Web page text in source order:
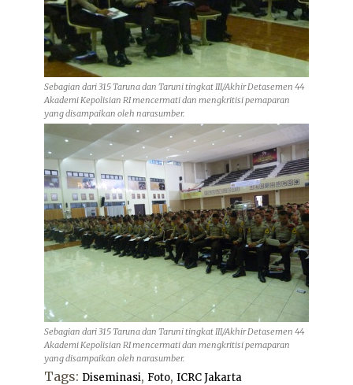
Sebagian dari 315 Taruna dan Taruni tingkat III/Akhir Detasemen 44
Akademi Kepolisian RI mencermati dan mengkritisi pemaparan
yang disampaikan oleh narasumber.
Sebagian dari 315 Taruna dan Taruni tingkat III/Akhir Detasemen 44
Akademi Kepolisian RI mencermati dan mengkritisi pemaparan
yang disampaikan oleh narasumber.
Tags: Diseminasi, Foto, ICRC Jakarta